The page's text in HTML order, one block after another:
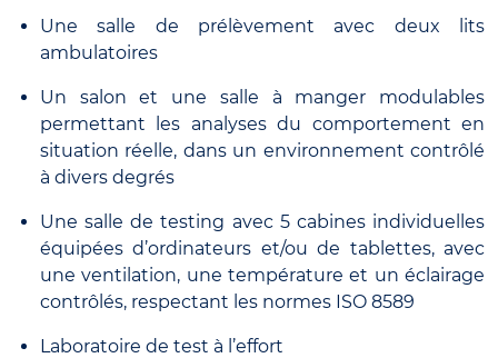
Une salle de prélèvement avec deux lits
ambulatoires
Un salon et une salle à manger modulables
permettant les analyses du comportement en
situation réelle, dans un environnement contrôlé
à divers degrés
Une salle de testing avec 5 cabines individuelles
équipées d’ordinateurs et/ou de tablettes, avec
une ventilation, une température et un éclairage
contrôlés, respectant les normes ISO 8589
Laboratoire de test à l’effort